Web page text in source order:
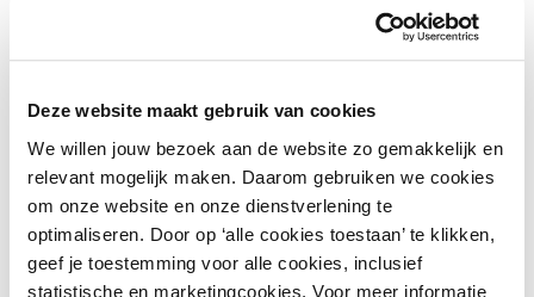
Deze website maakt gebruik van cookies
We willen jouw bezoek aan de website zo gemakkelijk en
relevant mogelijk maken. Daarom gebruiken we cookies
om onze website en onze dienstverlening te
optimaliseren. Door op ‘alle cookies toestaan’ te klikken,
geef je toestemming voor alle cookies, inclusief
statistische en marketingcookies. Voor meer informatie
eerder uit dienst treedt, mogelijk voor rekening
van de werkgever.
Uit juridische uitspraken blijkt dat werknemers
over het algemeen niet verplicht zijn om te veel
opgenomen vakantiedagen terug te betalen bij
het beëindigen van het dienstverband,
ongeacht of de oorzaak bij de werkgever of
werknemer ligt. Dit is anders als je als werkgever